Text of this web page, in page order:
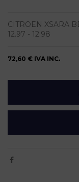
CITROEN XSARA
12.97 - 12.98
72,60 € IVA INC.